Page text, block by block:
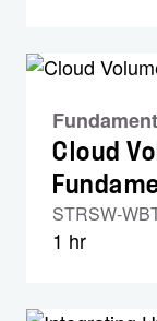
Cloud
STRSW-
1 hr